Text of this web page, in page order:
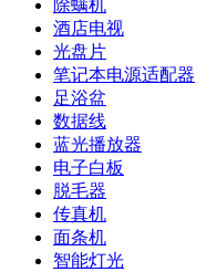
除螨机
酒店电视
光盘片
笔记本电源适配器
足浴盆
数据线
蓝光播放器
电子白板
脱毛器
传真机
面条机
智能灯光